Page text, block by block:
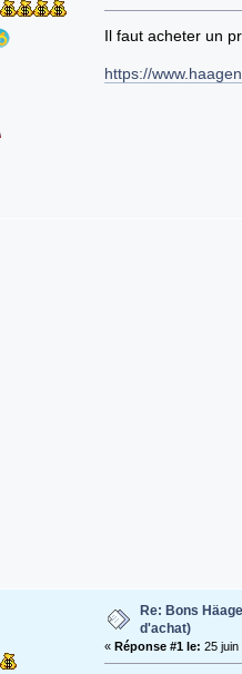
Il faut acheter un
https://
Re: Bons
d'achat)
« Réponse #1 le: 25 juin